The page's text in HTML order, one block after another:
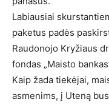
Labiausiai
paketus padės
Raudonojo Kryžiaus
fondas „Maisto
Kaip žada tiekėjai,
asmenims, į Uteną